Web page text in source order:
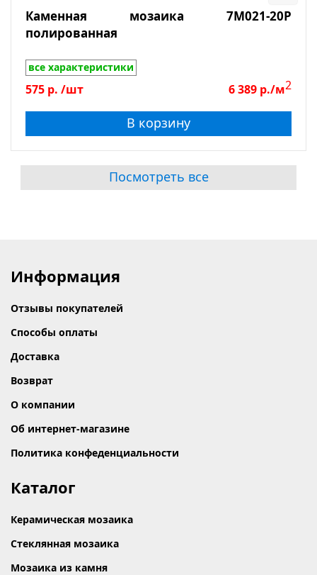
Каменная мозаика 7M021-20P
полированная
все характеристики
575 р. /шт 6 389 р./м2
В корзину
Посмотреть все
Информация
Отзывы покупателей
Способы оплаты
Доставка
Возврат
О компании
Об интернет-магазине
Политика конфеденциальности
Каталог
Керамическая мозаика
Стеклянная мозаика
Мозаика из камня